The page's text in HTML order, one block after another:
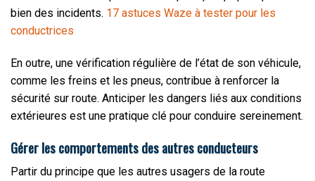
bien des incidents. 17 astuces Waze à tester pour les
conductrices
En outre, une vérification régulière de l’état de son véhicule,
comme les freins et les pneus, contribue à renforcer la
sécurité sur route. Anticiper les dangers liés aux conditions
extérieures est une pratique clé pour conduire sereinement.
Gérer les comportements des autres conducteurs
Partir du principe que les autres usagers de la route